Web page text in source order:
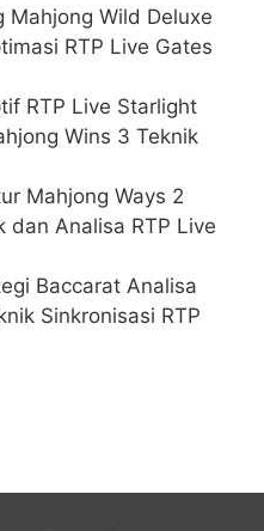
Mahjong Wild Deluxe
RTP Live Gates
RTP Live Starlight
Wins 3 Teknik
Mahjong Ways 2
dan Analisa RTP Live
Baccarat Analisa
Sinkronisasi RTP